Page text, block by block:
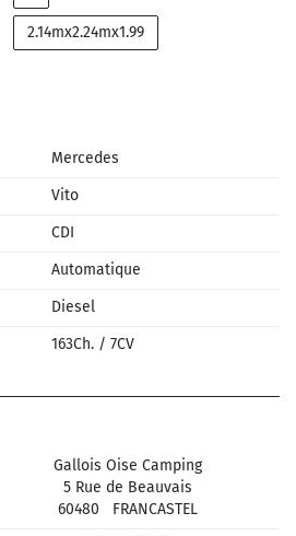
2.14mx2.24mx1.99
Mercedes
Vito
CDI
Automatique
Diesel
163Ch. / 7CV
Gallois Oise Camping
5 Rue de Beauvais
60480
FRANCASTEL